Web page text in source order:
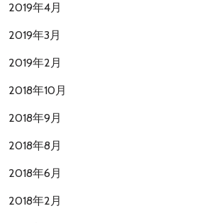
2019年4月
2019年3月
2019年2月
2018年10月
2018年9月
2018年8月
2018年6月
2018年2月